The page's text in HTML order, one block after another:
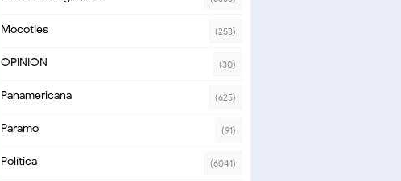
Mocoties (253)
OPINION (30)
Panamericana (625)
Paramo (91)
Política (6041)